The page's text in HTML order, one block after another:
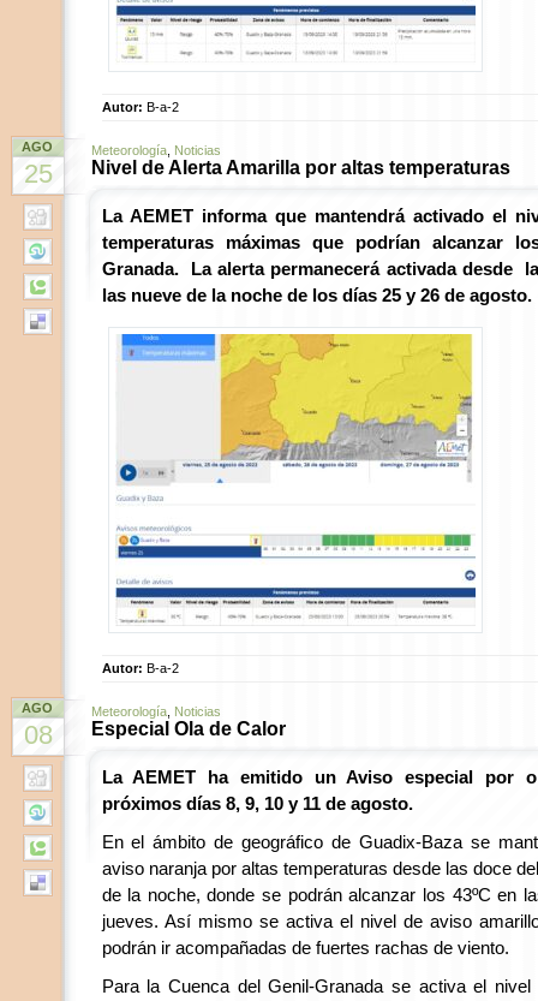
Autor: B-a-2
AGO
25
Meteorología, Noticias
Nivel de Alerta Amarilla por altas temperaturas
La AEMET informa que mantendrá activado el
temperaturas máximas que podrían alcanzar
Granada. La alerta permanecerá activada desde
las nueve de la noche de los días 25 y 26 de agosto.
Autor: B-a-2
AGO
08
Meteorología, Noticias
Especial Ola de Calor
La AEMET ha emitido un Aviso especial por
próximos días 8, 9, 10 y 11 de agosto.
En el ámbito de geográfico de Guadix-Baza se
aviso naranja por altas temperaturas desde las doce
de la noche, donde se podrán alcanzar los 43ºC en
jueves. Así mismo se activa el nivel de aviso
podrán ir acompañadas de fuertes rachas de viento.
Para la Cuenca del Genil-Granada se activa el